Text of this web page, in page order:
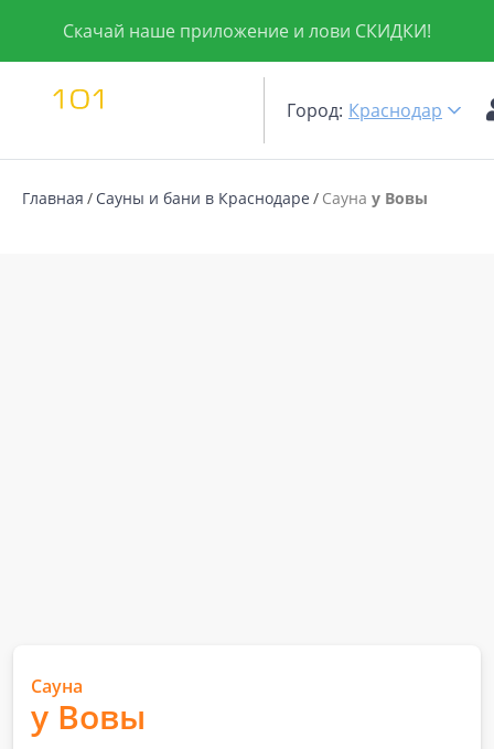
Скачай наше приложение и лови СКИДКИ!
Город: Краснодар
Главная Сауны и бани в Краснодаре Сауна у Вовы
Сауна
у Вовы